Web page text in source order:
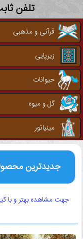
تلفن ثابت
قرآنی و مذهبی
زیرپایی
حیوانات
گل و میوه
مینیاتور
جدیدترین
جهت مشاهده بهتر و با